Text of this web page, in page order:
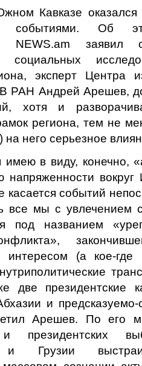
Кавказе
событиями.
NEWS.am заявил
социальных
эксперт Центра
РАН Андрей Арешев,
хотя и
региона, тем не
на него серьезное
в виду, конечно,
напряженности
касается событий
все мы с увлечением
под названием
(а кое-где
две президентские
и
Арешев. По его
и президентских
и Грузии